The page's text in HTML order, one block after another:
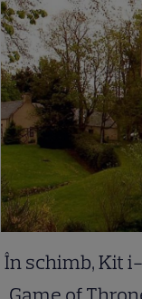
În schimb, Kit